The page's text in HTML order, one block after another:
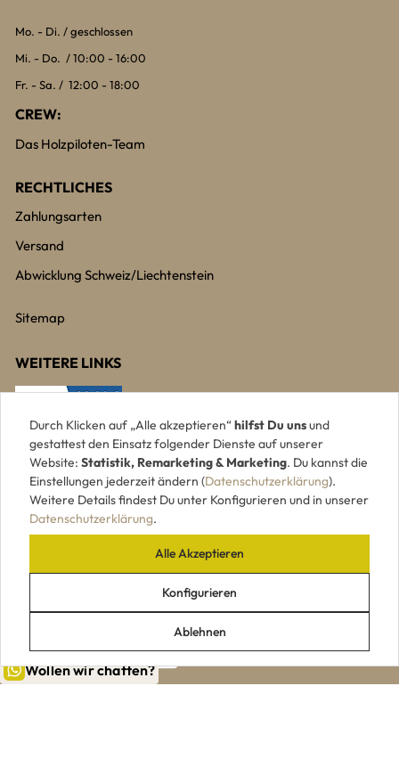
Wollen wir chatten?
Mo. - Di. / geschlossen
Mi. - Do. / 10:00 - 16:00
Fr. - Sa. / 12:00 - 18:00
CREW:
Das Holzpiloten-Team
RECHTLICHES
Zahlungsarten
Versand
Abwicklung Schweiz/Liechtenstein
Sitemap
WEITERE LINKS
UNSERE ZAHLUNGSARTEN
Durch Klicken auf „Alle akzeptieren“ hilfst Du unsund
gestattest den Einsatz folgender Dienste auf unserer
Website: Statistik, Remarketing & Marketing. Du kannst die
Einstellungen jederzeit ändern (Datenschutzerklärung).
Weitere Details findest Du unter Konfigurieren und in unserer
Datenschutzerklärung.
Ablehnen
Konfigurieren
Alle Akzeptieren